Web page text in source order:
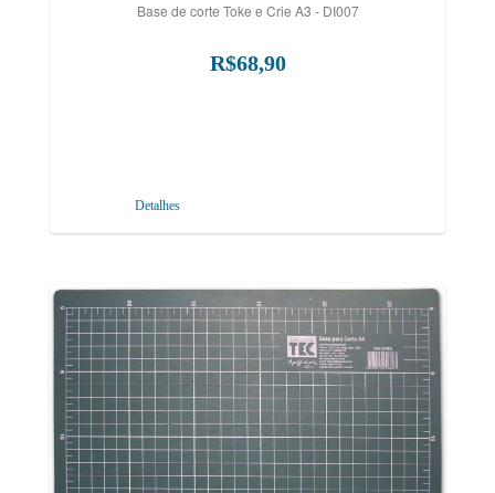
Base de corte Toke e Crie A3 - DI007
R$68,90
Detalhes